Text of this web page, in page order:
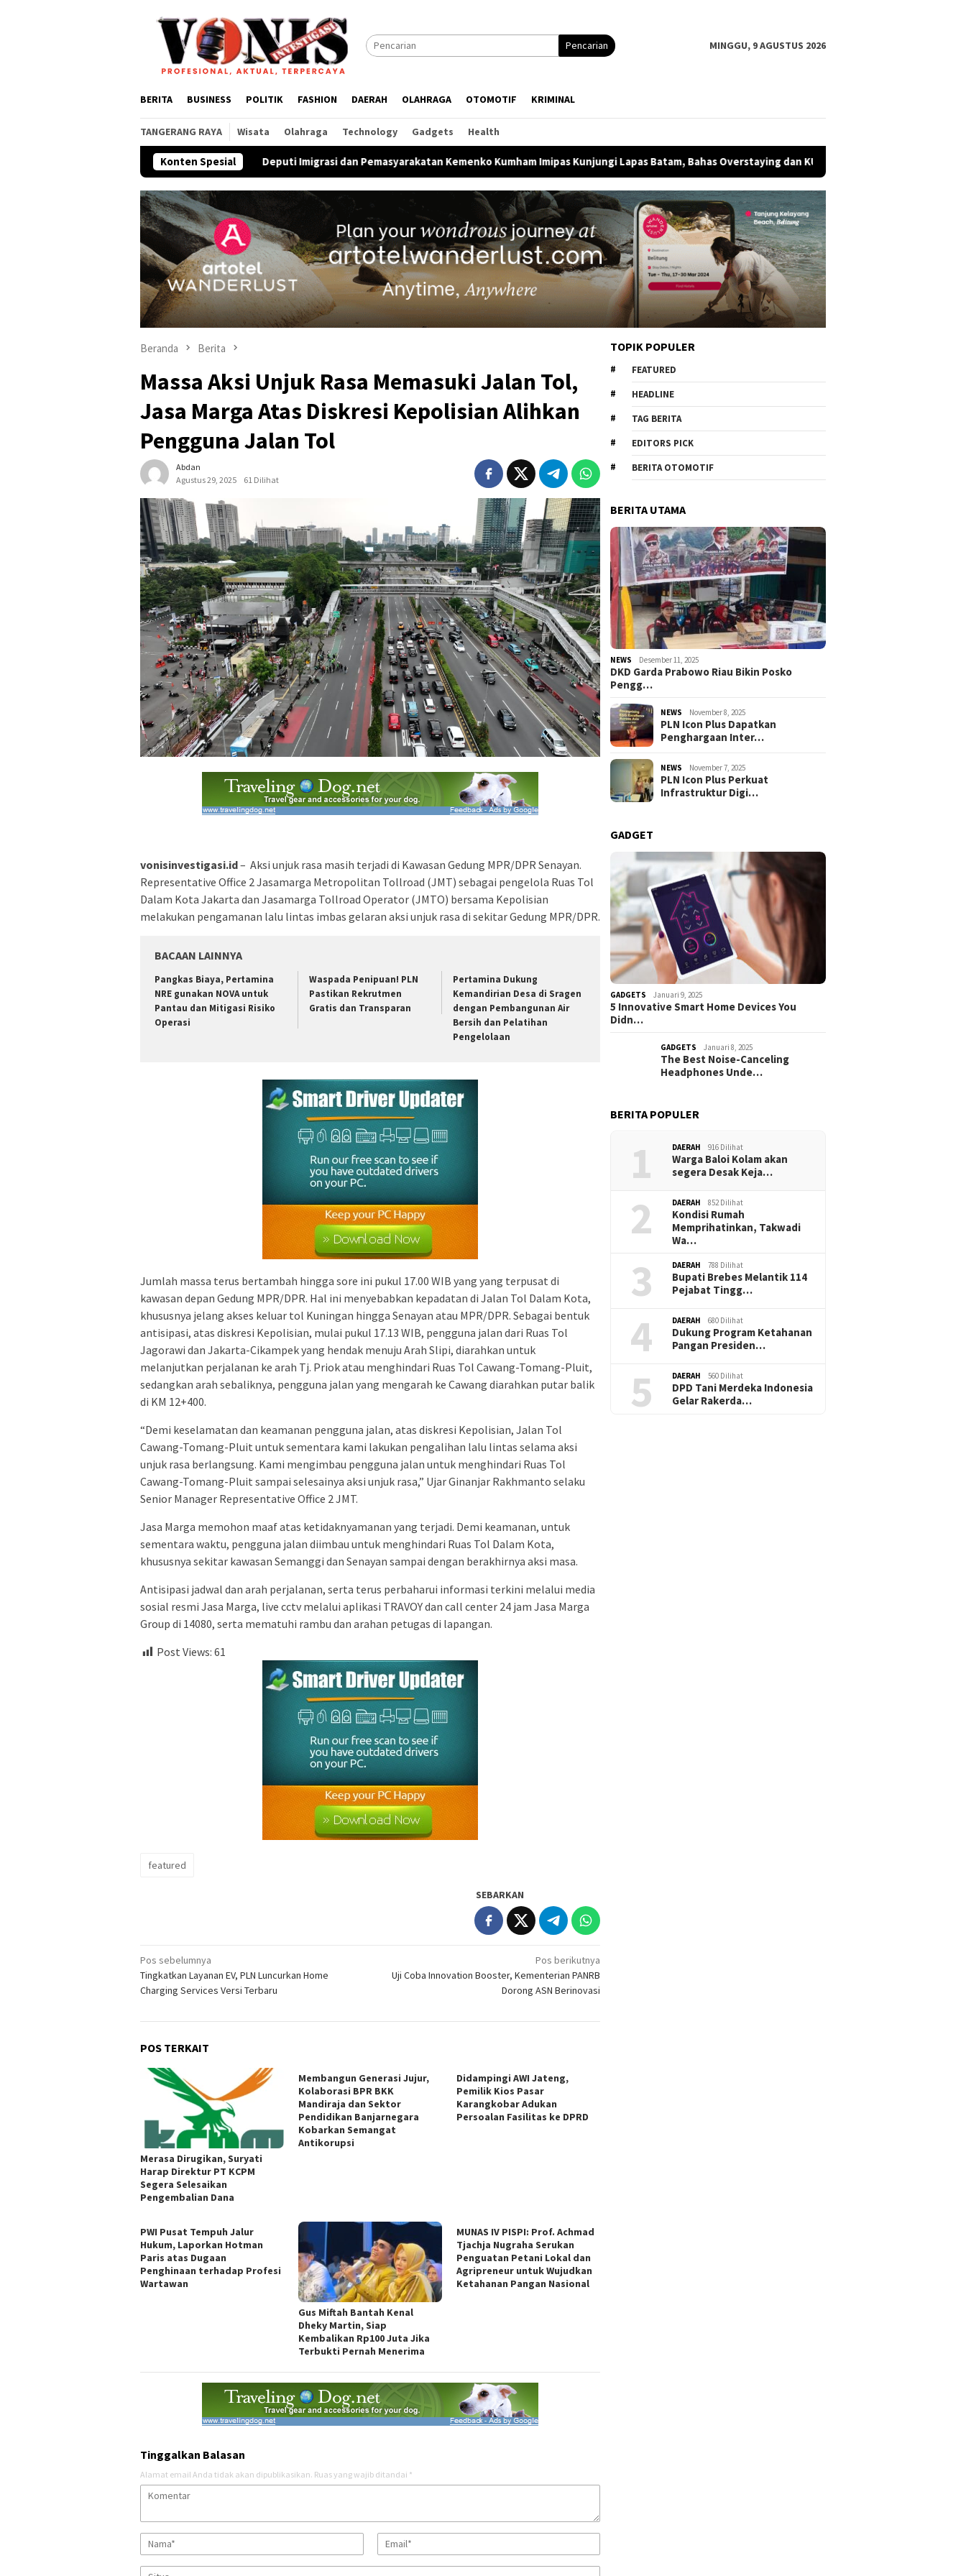
Pencarian MINGGU, 9 AGUSTUS 2026
BERITA BUSINESS POLITIK FASHION DAERAH OLAHRAGA OTOMOTIF KRIMINAL
TANGERANG RAYA Wisata Olahraga Technology Gadgets Health
Konten Spesial
Deputi Imigrasi dan Pemasyarakatan Kemenko Kumham Imipas Kunjungi Lapas Batam, Bahas Overstaying dan KUHP Baru Ketua Umum Bunda Milenial
Beranda Berita
Massa Aksi Unjuk Rasa Memasuki Jalan Tol,
Jasa Marga Atas Diskresi Kepolisian Alihkan
Pengguna Jalan Tol
Abdan
Agustus 29, 2025
61 Dilihat
vonisinvestigasi.id– Aksi unjuk rasa masih terjadi di Kawasan Gedung MPR/DPR Senayan.
Representative Office 2 Jasamarga Metropolitan Tollroad (JMT) sebagai pengelola Ruas Tol
Dalam Kota Jakarta dan Jasamarga Tollroad Operator (JMTO) bersama Kepolisian
melakukan pengamanan lalu lintas imbas gelaran aksi unjuk rasa di sekitar Gedung MPR/DPR.
BACAAN LAINNYA
Pangkas Biaya, Pertamina
NRE gunakan NOVA untuk
Pantau dan Mitigasi Risiko
Operasi
Waspada Penipuan! PLN
Pastikan Rekrutmen
Gratis dan Transparan
Pertamina Dukung
Kemandirian Desa di Sragen
dengan Pembangunan Air
Bersih dan Pelatihan
Pengelolaan
Jumlah massa terus bertambah hingga sore ini pukul 17.00 WIB yang yang terpusat di
kawasan depan Gedung MPR/DPR. Hal ini menyebabkan kepadatan di Jalan Tol Dalam Kota,
khususnya jelang akses keluar tol Kuningan hingga Senayan atau MPR/DPR. Sebagai bentuk
antisipasi, atas diskresi Kepolisian, mulai pukul 17.13 WIB, pengguna jalan dari Ruas Tol
Jagorawi dan Jakarta-Cikampek yang hendak menuju Arah Slipi, diarahkan untuk
melanjutkan perjalanan ke arah Tj. Priok atau menghindari Ruas Tol Cawang-Tomang-Pluit,
sedangkan arah sebaliknya, pengguna jalan yang mengarah ke Cawang diarahkan putar balik
di KM 12+400.
“Demi keselamatan dan keamanan pengguna jalan, atas diskresi Kepolisian, Jalan Tol
Cawang-Tomang-Pluit untuk sementara kami lakukan pengalihan lalu lintas selama aksi
unjuk rasa berlangsung. Kami mengimbau pengguna jalan untuk menghindari Ruas Tol
Cawang-Tomang-Pluit sampai selesainya aksi unjuk rasa,” Ujar Ginanjar Rakhmanto selaku
Senior Manager Representative Office 2 JMT.
Jasa Marga memohon maaf atas ketidaknyamanan yang terjadi. Demi keamanan, untuk
sementara waktu, pengguna jalan diimbau untuk menghindari Ruas Tol Dalam Kota,
khususnya sekitar kawasan Semanggi dan Senayan sampai dengan berakhirnya aksi masa.
Antisipasi jadwal dan arah perjalanan, serta terus perbaharui informasi terkini melalui media
sosial resmi Jasa Marga, live cctv melalui aplikasi TRAVOY dan call center 24 jam Jasa Marga
Group di 14080, serta mematuhi rambu dan arahan petugas di lapangan.
Post Views: 61
featured
SEBARKAN
Navigasi
pos
Pos sebelumnya
Tingkatkan Layanan EV, PLN Luncurkan Home
Charging Services Versi Terbaru
Pos berikutnya
Uji Coba Innovation Booster, Kementerian PANRB
Dorong ASN Berinovasi
POS TERKAIT
Merasa Dirugikan, Suryati
Harap Direktur PT KCPM
Segera Selesaikan
Pengembalian Dana
Membangun Generasi Jujur,
Kolaborasi BPR BKK
Mandiraja dan Sektor
Pendidikan Banjarnegara
Kobarkan Semangat
Antikorupsi
Didampingi AWI Jateng,
Pemilik Kios Pasar
Karangkobar Adukan
Persoalan Fasilitas ke DPRD
PWI Pusat Tempuh Jalur
Hukum, Laporkan Hotman
Paris atas Dugaan
Penghinaan terhadap Profesi
Wartawan
Gus Miftah Bantah Kenal
Dheky Martin, Siap
Kembalikan Rp100 Juta Jika
Terbukti Pernah Menerima
MUNAS IV PISPI: Prof. Achmad
Tjachja Nugraha Serukan
Penguatan Petani Lokal dan
Agripreneur untuk Wujudkan
Ketahanan Pangan Nasional
Tinggalkan Balasan
Alamat email Anda tidak akan dipublikasikan. Ruas yang wajib ditandai *
TOPIK POPULER
FEATURED
HEADLINE
TAG BERITA
EDITORS PICK
BERITA OTOMOTIF
BERITA UTAMA
NEWS Desember 11, 2025
DKD Garda Prabowo Riau Bikin Posko
Pengg…
NEWS November 8, 2025
PLN Icon Plus Dapatkan
Penghargaan Inter…
NEWS November 7, 2025
PLN Icon Plus Perkuat
Infrastruktur Digi…
GADGET
GADGETS Januari 9, 2025
5 Innovative Smart Home Devices You
Didn…
GADGETS Januari 8, 2025
The Best Noise-Canceling
Headphones Unde…
BERITA POPULER
1 DAERAH 916 Dilihat
Warga Baloi Kolam akan
segera Desak Keja…
2 DAERAH 852 Dilihat
Kondisi Rumah
Memprihatinkan, Takwadi
Wa…
3 DAERAH 788 Dilihat
Bupati Brebes Melantik 114
Pejabat Tingg…
4 DAERAH 680 Dilihat
Dukung Program Ketahanan
Pangan Presiden…
5 DAERAH 560 Dilihat
DPD Tani Merdeka Indonesia
Gelar Rakerda…